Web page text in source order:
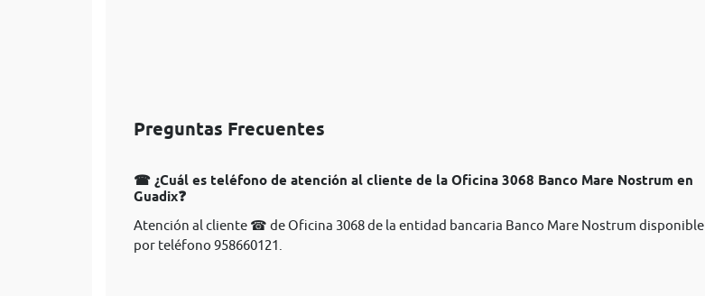
Preguntas Frecuentes
☎ ¿Cuál es teléfono de atención al cliente de la Oficina 3068 Banco Mare Nostrum en
Guadix❓
Atención al cliente ☎ de Oficina 3068 de la entidad bancaria Banco Mare Nostrum disponible
por teléfono 958660121.